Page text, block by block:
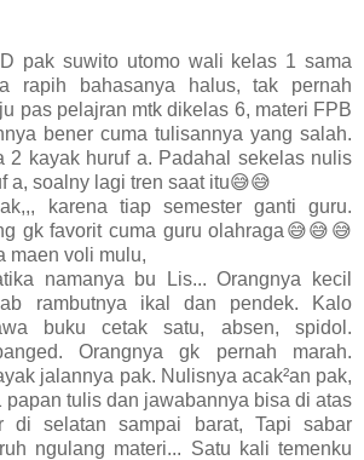
pak suwito utomo wali kelas 1 sama
rapih bahasanya halus, tak pernah
pas pelajran mtk dikelas 6, materi FPB
bener cuma tulisannya yang salah.
2 kayak huruf a. Padahal sekelas nulis
a, soalny lagi tren saat itu😅😅
karena tiap semester ganti guru.
gk favorit cuma guru olahraga😅😅😅
maen voli mulu,
namanya bu Lis... Orangnya kecil
rambutnya ikal dan pendek. Kalo
buku cetak satu, absen, spidol.
Orangnya gk pernah marah.
jalannya pak. Nulisnya acak²an pak,
papan tulis dan jawabannya bisa di atas
di selatan sampai barat, Tapi sabar
ngulang materi... Satu kali temenku